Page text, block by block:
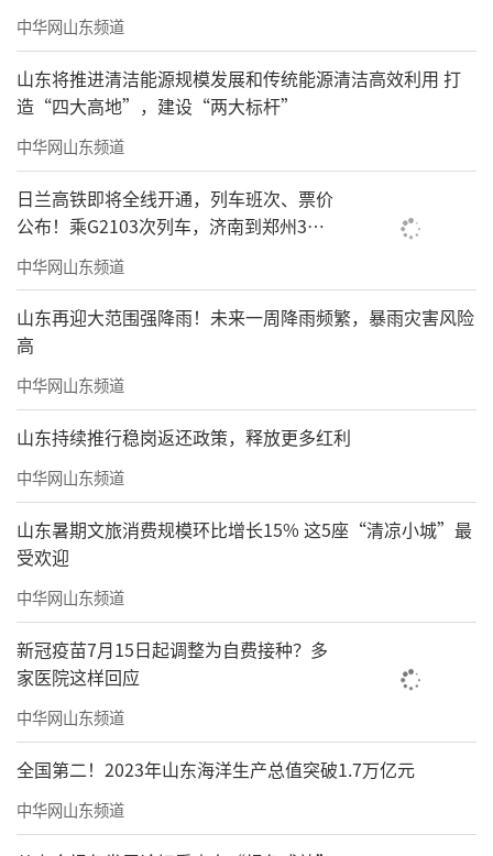
中华网山东频道
山东将推进清洁能源规模发展和传统能源清洁高效利用 打
造“四大高地”，建设“两大标杆”
中华网山东频道
日兰高铁即将全线开通，列车班次、票价
公布！乘G2103次列车，济南到郑州3小
时到达
中华网山东频道
山东再迎大范围强降雨！未来一周降雨频繁，暴雨灾害风险
高
中华网山东频道
山东持续推行稳岗返还政策，释放更多红利
中华网山东频道
山东暑期文旅消费规模环比增长15% 这5座“清凉小城”最
受欢迎
中华网山东频道
新冠疫苗7月15日起调整为自费接种？多
家医院这样回应
中华网山东频道
全国第二！2023年山东海洋生产总值突破1.7万亿元
中华网山东频道